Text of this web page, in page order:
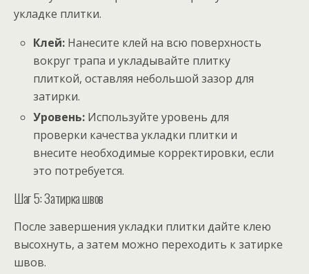
укладке плитки.
Клей: Нанесите клей на всю поверхность
вокруг трапа и укладывайте плитку
плиткой, оставляя небольшой зазор для
затирки.
Уровень: Используйте уровень для
проверки качества укладки плитки и
внесите необходимые корректировки, если
это потребуется.
Шаг 5: Затирка швов
После завершения укладки плитки дайте клею
высохнуть, а затем можно переходить к затирке
швов.